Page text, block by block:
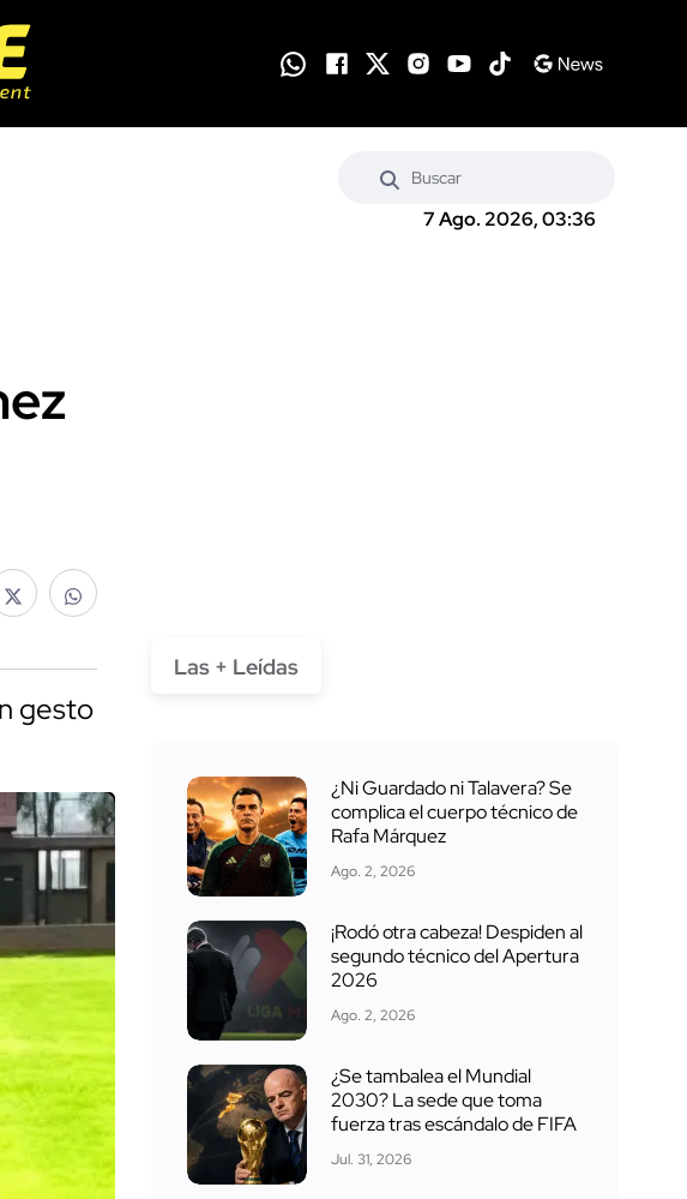
7 Ago. 2026, 03:36
gesto
Las + Leídas
¿Ni Guardado ni Talavera? Se
complica el cuerpo técnico de
Rafa Márquez
Ago. 2, 2026
¡Rodó otra cabeza! Despiden al
segundo técnico del Apertura
2026
Ago. 2, 2026
¿Se tambalea el Mundial
2030? La sede que toma
fuerza tras escándalo de FIFA
Jul. 31, 2026